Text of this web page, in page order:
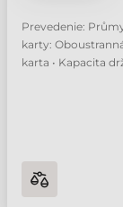
Prevedenie:
karty:
karta • Kapacita